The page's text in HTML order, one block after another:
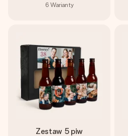
6 Warianty
Zestaw 5 piw